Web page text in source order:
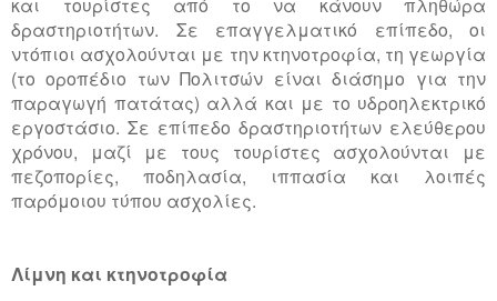
δραστηριοτήτων. Σε επαγγελματικό επίπεδο, οι
ντόπιοι ασχολούνται με την κτηνοτροφία, τη γεωργία
(το οροπέδιο των Πολιτσών είναι διάσημο για την
παραγωγή πατάτας) αλλά και με το υδροηλεκτρικό
εργοστάσιο. Σε επίπεδο δραστηριοτήτων ελεύθερου
χρόνου, μαζί με τους τουρίστες ασχολούνται με
πεζοπορίες, ποδηλασία, ιππασία και λοιπές
παρόμοιου τύπου ασχολίες.
Λίμνη και κτηνοτροφία